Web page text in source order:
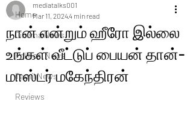
Home
Cinema News
Political News
Tamil News
Reviews
நான் என்றும் ஹீரோ இல்லை
உங்கள் வீட்டுப் பையன் தான்-
மாஸ்டர் மகேந்திரன்
mediatalks001
Mar 11, 20244 min read